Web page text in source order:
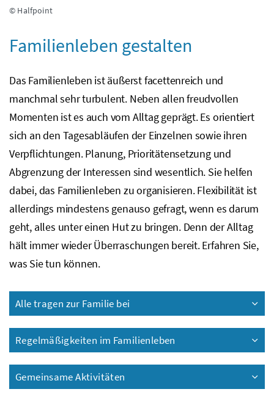
© Halfpoint
Familienleben gestalten
Das Familienleben ist äußerst facettenreich und
manchmal sehr turbulent. Neben allen freudvollen
Momenten ist es auch vom Alltag geprägt. Es orientiert
sich an den Tagesabläufen der Einzelnen sowie ihren
Verpflichtungen. Planung, Prioritätensetzung und
Abgrenzung der Interessen sind wesentlich. Sie helfen
dabei, das Familienleben zu organisieren. Flexibilität ist
allerdings mindestens genauso gefragt, wenn es darum
geht, alles unter einen Hut zu bringen. Denn der Alltag
hält immer wieder Überraschungen bereit. Erfahren Sie,
was Sie tun können.
Alle tragen zur Familie bei
Regelmäßigkeiten im Familienleben
Gemeinsame Aktivitäten